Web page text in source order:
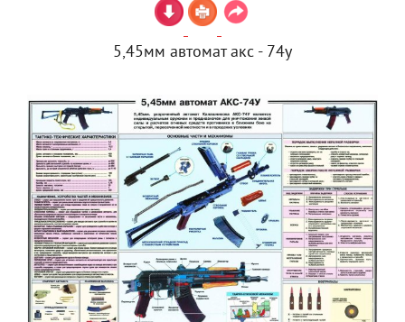
5,45мм автомат акс - 74у